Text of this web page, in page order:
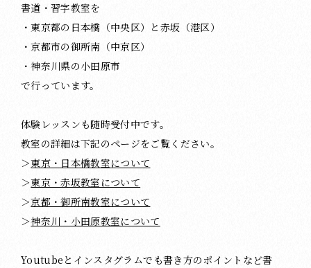
書道・習字教室を
・東京都の日本橋（中央区）と赤坂（港区）
・京都市の御所南（中京区）
・神奈川県の小田原市
で行っています。
体験レッスンも随時受付中です。
教室の詳細は下記のページをご覧ください。
＞東京・日本橋教室について
＞東京・赤坂教室について
＞京都・御所南教室について
＞神奈川・小田原教室について
Youtubeとインスタグラムでも書き方のポイントなど書